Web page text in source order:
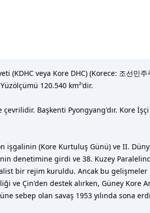
veya Kore DHC) (Korece: 조선민주
120.540 km²'dir.
Başkenti Pyongyang'dır. Kore
işgalinin (Kore Kurtuluş Günü) ve II.
denetimine girdi ve 38. Kuzey
bir rejim kuruldu. Ancak bu
ve Çin'den destek alırken, Güney Kore
sebep olan savaş 1953 yılında sona